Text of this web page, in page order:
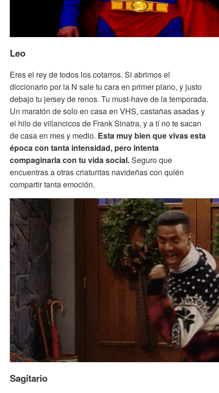
Leo
Eres el rey de todos los cotarros. Si abrimos el
diccionario por la N sale tu cara en primer plano, y justo
debajo tu jersey de renos. Tu must-have de la temporada.
Un maratón de solo en casa en VHS, castañas asadas y
el hilo de villancicos de Frank Sinatra, y a tí no te sacan
de casa en mes y medio. Esta muy bien que vivas esta
época con tanta intensidad, pero intenta
compaginarla con tu vida social.Seguro que
encuentras a otras criaturitas navideñas con quién
compartir tanta emoción.
Sagitario